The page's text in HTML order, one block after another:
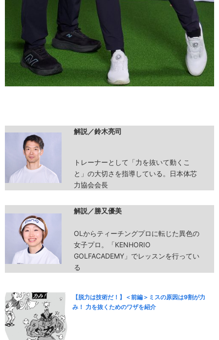
解説／鈴木亮司
トレーナーとして「力を抜いて動くこ
と」の大切さを指導している。日本体芯
力協会会長
解説／勝又優美
OLからティーチングプロに転じた異色の
女子プロ。「KENHORIO
GOLFACADEMY」でレッスンを行ってい
る
【脱力は技術だ！】＜前編＞ミスの原因は9割が力
み！ 力を抜くためのワザを紹介